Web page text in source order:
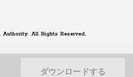
ダウンロードする
All Rights Reserved.